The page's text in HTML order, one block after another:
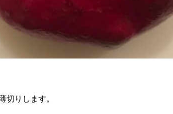
切りします。